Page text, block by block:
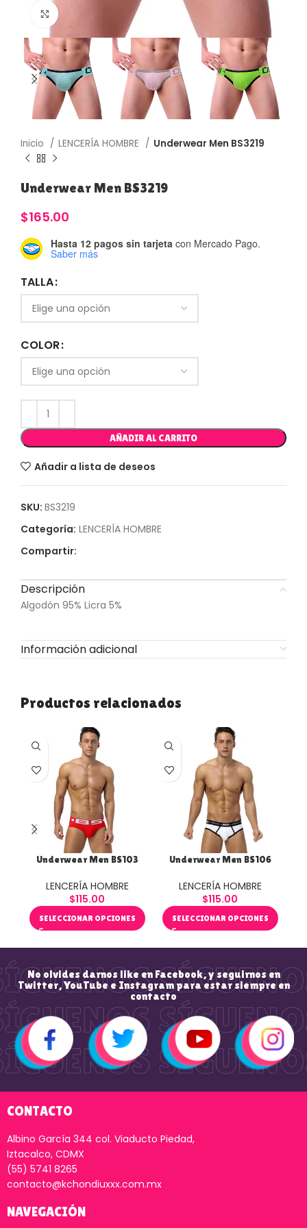
Haga Click para agrandar
Inicio LENCERÍA HOMBRE Underwear Men BS3219
Underwear Men BS3219
$165.00
Hasta 12 pagos sin tarjeta con Mercado Pago.
Saber más
TALLA
COLOR
AÑADIR AL CARRITO
Añadir a lista de deseos
SKU: BS3219
Categoría: LENCERÍA HOMBRE
Compartir:
Descripción
Algodón 95% Licra 5%
Información adicional
Productos relacionados
Underwear Men BS103
LENCERÍA HOMBRE
$115.00
SELECCIONAR OPCIONES
Underwear Men BS106
LENCERÍA HOMBRE
$115.00
SELECCIONAR OPCIONES
No olvides darnos like en Facebook, y seguirnos en
Twitter, YouTube e Instagram para estar siempre en
contacto
CONTACTO
Albino García 344 col. Viaducto Piedad,
Iztacalco, CDMX
(55) 5741 8265
contacto@kchondiuxxx.com.mx
NAVEGACIÓN